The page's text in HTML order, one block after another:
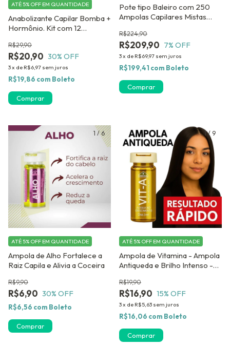
Anabolizante Capilar Bomba +
Hormônio. Kit com 12
Rápido dos Cabelos
R$20,90
R$29,90
30% OFF
3x de R$6,97 sem juros
ATÉ 5% OFF EM QUANTIDADE
R$19,86 com Boleto
Pote tipo Baleiro com 250
Ampolas Capilares Mistas
AMPOLAS DE BRINDE !
R$209,90
R$224,90
7% OFF
3x de R$69,97 sem juros
R$199,41 com Boleto
1 /6
Ampola de Alho Fortalece a
Raiz Capila e Alivia a Coceira
R$6,90
R$9,90
30% OFF
ATÉ 5% OFF EM QUANTIDADE
R$6,56 com Boleto
Comprar
1/ 9
Ampola de Vitamina - Ampola
Antiqueda e Brilho Intenso -
Monovit A Dermabel
R$16,90
R$19,90
15% OFF
3x de R$5,63 sem juros
ATÉ 5% OFF EM QUANTIDADE
R$16,06 com Boleto